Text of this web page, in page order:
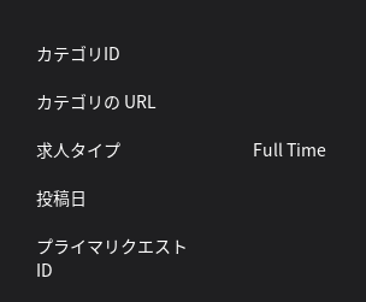
カテゴリID
カテゴリの URL
求人タイプ
Full Time
投稿日
プライマリクエスト
ID